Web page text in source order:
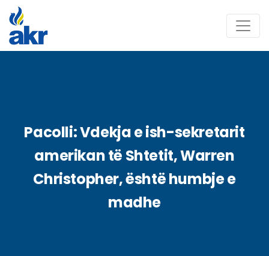
Pacolli: Vdekja e ish-sekretarit
amerikan të Shtetit, Warren
Christopher, është humbje e
madhe